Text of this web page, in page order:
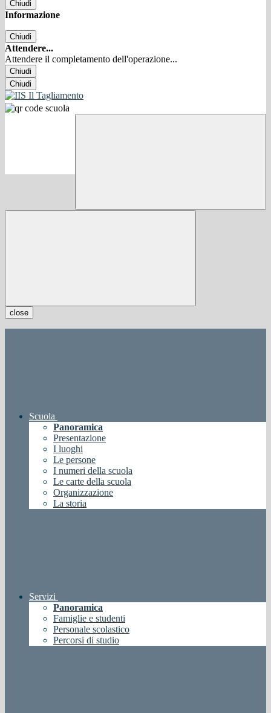
Chiudi
Informazione
Chiudi
Attendere...
Attendere il completamento dell'operazione...
Chiudi
Chiudi
close
Scuola
Panoramica
Presentazione
I luoghi
Le persone
I numeri della scuola
Le carte della scuola
Organizzazione
La storia
Servizi
Panoramica
Famiglie e studenti
Personale scolastico
Percorsi di studio